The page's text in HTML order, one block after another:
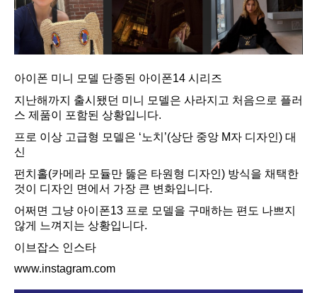
아이폰 미니 모델 단종된 아이폰14 시리즈
지난해까지 출시됐던 미니 모델은 사라지고 처음으로 플러
스 제품이 포함된 상황입니다.
프로 이상 고급형 모델은 ‘노치’(상단 중앙 M자 디자인) 대
신
펀치홀(카메라 모듈만 뚫은 타원형 디자인) 방식을 채택한
것이 디자인 면에서 가장 큰 변화입니다.
어쩌면 그냥 아이폰13 프로 모델을 구매하는 편도 나쁘지
않게 느껴지는 상황입니다.
이브잡스 인스타
www.instagram.com